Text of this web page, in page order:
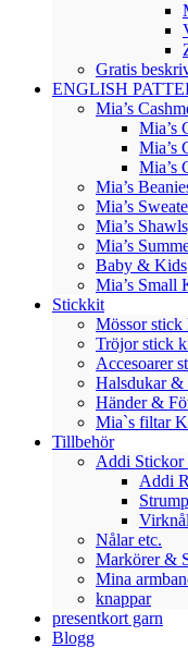
Gratis
ENGLISH
Mia’s
Mia’s
Mia’s
Mia’s
Mia’s
Mia’s
Mia’s
Mia’s
Baby & Kids
Mia’s Small
Stickkit
Mössor stick
Tröjor stick
Accesoarer
Halsdukar &
Händer &
Mia`s filtar
Tillbehör
Addi Stickor
Addi
Nålar etc.
Markörer &
Mina
knappar
presentkort garn
Blogg